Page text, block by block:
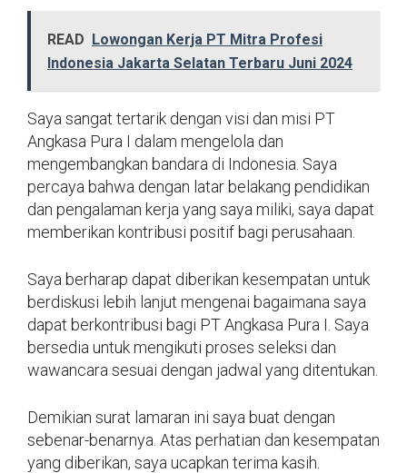
READ Lowongan Kerja PT Mitra Profesi
Indonesia Jakarta Selatan Terbaru Juni 2024
Saya sangat tertarik dengan visi dan misi PT
Angkasa Pura I dalam mengelola dan
mengembangkan bandara di Indonesia. Saya
percaya bahwa dengan latar belakang pendidikan
dan pengalaman kerja yang saya miliki, saya dapat
memberikan kontribusi positif bagi perusahaan.
Saya berharap dapat diberikan kesempatan untuk
berdiskusi lebih lanjut mengenai bagaimana saya
dapat berkontribusi bagi PT Angkasa Pura I. Saya
bersedia untuk mengikuti proses seleksi dan
wawancara sesuai dengan jadwal yang ditentukan.
Demikian surat lamaran ini saya buat dengan
sebenar-benarnya. Atas perhatian dan kesempatan
yang diberikan, saya ucapkan terima kasih.